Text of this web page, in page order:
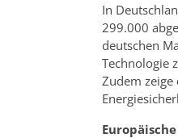
In
299.000
deutschen
Technologie
Zudem zeige